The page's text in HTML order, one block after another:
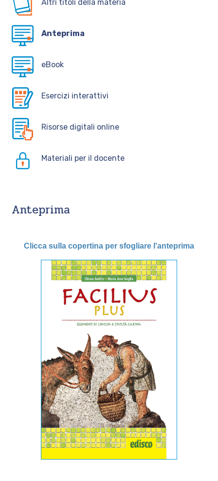
Altri titoli della materia
Anteprima
eBook
Esercizi interattivi
Risorse digitali online
Materiali per il docente
Anteprima
Clicca sulla copertina per sfogliare l'anteprima